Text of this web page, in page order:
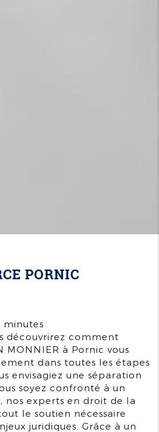
PORNIC
minutes
découvrirez comment
MONNIER à Pornic vous
dans toutes les étapes
envisagiez une séparation
soyez confronté à un
nos experts en droit de la
le soutien nécessaire
juridiques. Grâce à un